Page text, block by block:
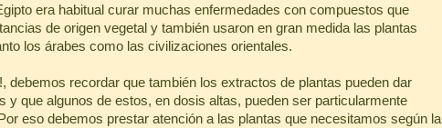
era habitual curar muchas enfermedades con compuestos que
de origen vegetal y también usaron en gran medida las plantas
los árabes como las civilizaciones orientales.
debemos recordar que también los extractos de plantas pueden dar
y que algunos de estos, en dosis altas, pueden ser particularmente
eso debemos prestar atención a las plantas que necesitamos según la